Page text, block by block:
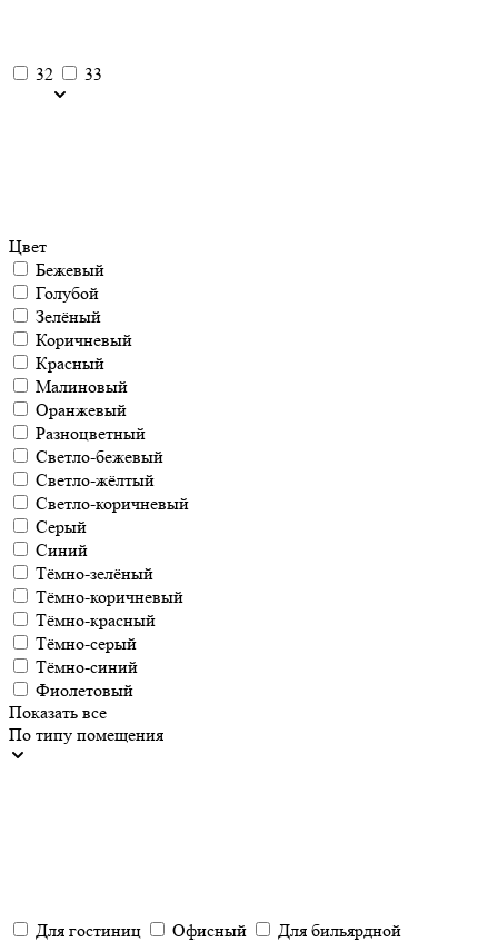
32 33
Цвет
Бежевый
Голубой
Зелёный
Коричневый
Красный
Малиновый
Оранжевый
Разноцветный
Светло-бежевый
Светло-жёлтый
Светло-коричневый
Серый
Синий
Тёмно-зелёный
Тёмно-коричневый
Тёмно-красный
Тёмно-серый
Тёмно-синий
Фиолетовый
Показать все
По типу помещения
Для гостиниц Офисный
Для бильярдной